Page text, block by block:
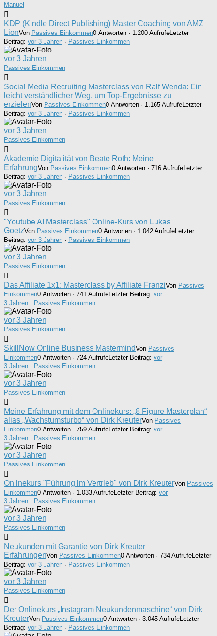
Manuel
KDP (Kindle Direct Publishing) Master Coaching von AMZ
LionVon Passives Einkommen0 Antworten · 1.200 AufrufeLetzter
Beitrag: vor 3 Jahren · Passives Einkommen
vor 3 Jahren
Passives Einkommen
Social Media Recruiting Masterclass von Ralf Wenda: Ein
leicht verständlicher Weg, um Top-Ergebnisse zu
erzielenVon Passives Einkommen0 Antworten · 1.165 AufrufeLetzter
Beitrag: vor 3 Jahren · Passives Einkommen
vor 3 Jahren
Passives Einkommen
Akademie Digitalität von Beate Roth: Meine
ErfahrungVon Passives Einkommen0 Antworten · 716 AufrufeLetzter
Beitrag: vor 3 Jahren · Passives Einkommen
vor 3 Jahren
Passives Einkommen
"Youtube AI Masterclass" Online-Kurs von Lukas
GoetzVon Passives Einkommen0 Antworten · 1.042 AufrufeLetzter
Beitrag: vor 3 Jahren · Passives Einkommen
vor 3 Jahren
Passives Einkommen
Das Affiliate 1x1: Masterclass by Affiliate FranziVon Passives
Einkommen0 Antworten · 741 AufrufeLetzter Beitrag: vor
3 Jahren · Passives Einkommen
vor 3 Jahren
Passives Einkommen
SkillNow Online Business MastermindVon Passives
Einkommen0 Antworten · 724 AufrufeLetzter Beitrag: vor
3 Jahren · Passives Einkommen
vor 3 Jahren
Passives Einkommen
Meine Erfahrung mit dem Onlinekurs: „8 Figure Masterplan“
alias „Wachstumsturbo“ von Dirk KreuterVon Passives
Einkommen0 Antworten · 759 AufrufeLetzter Beitrag: vor
3 Jahren · Passives Einkommen
vor 3 Jahren
Passives Einkommen
Onlinekurs "Führung im Vertrieb" von Dirk KreuterVon Passives
Einkommen0 Antworten · 1.033 AufrufeLetzter Beitrag: vor
3 Jahren · Passives Einkommen
vor 3 Jahren
Passives Einkommen
Neukunden mit Garantie von Dirk Kreuter
ErfahrungenVon Passives Einkommen0 Antworten · 734 AufrufeLetzter
Beitrag: vor 3 Jahren · Passives Einkommen
vor 3 Jahren
Passives Einkommen
Der Onlinekurs „Instagram Neukundenmaschine“ von Dirk
KreuterVon Passives Einkommen0 Antworten · 3.045 AufrufeLetzter
Beitrag: vor 3 Jahren · Passives Einkommen